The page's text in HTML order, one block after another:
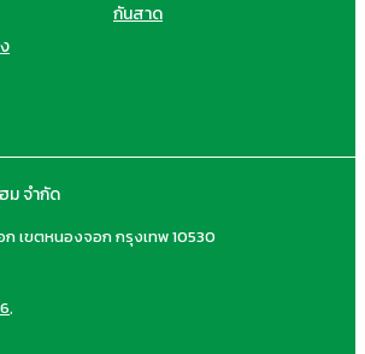
กันสาด
ม จำกัด
เขตหนองจอก กรุงเทพ 10530
,